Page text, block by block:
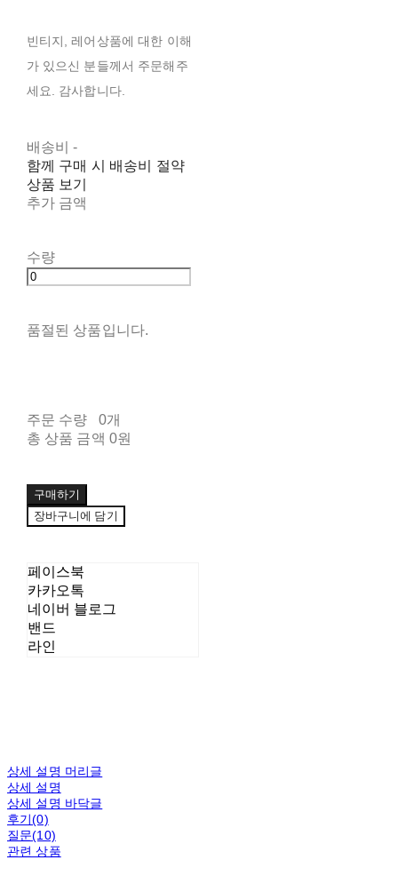
빈티지, 레어상품에 대한 이해
가 있으신 분들께서 주문해주
세요. 감사합니다.
배송비-
함께 구매 시 배송비 절약
상품 보기
추가 금액
수량
품절된 상품입니다.
주문 수량
0개
총 상품 금액 0원
구매하기
장바구니에 담기
페이스북
카카오톡
네이버 블로그
밴드
라인
상세 설명 머리글
상세 설명
상세 설명 바닥글
후기(0)
질문(10)
관련 상품